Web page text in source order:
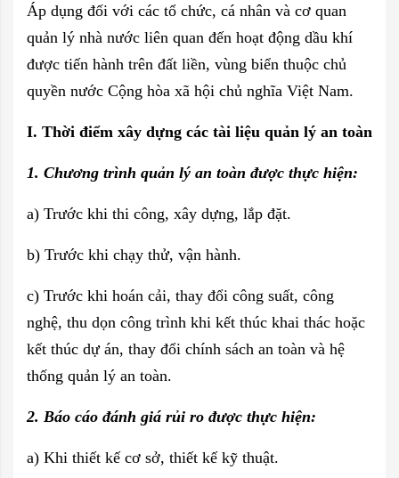
Áp dụng đối với các tổ chức, cá nhân và cơ quan
quản lý nhà nước liên quan đến hoạt động dầu khí
được tiến hành trên đất liền, vùng biển thuộc chủ
quyền nước Cộng hòa xã hội chủ nghĩa Việt Nam.
I. Thời điểm xây dựng các tài liệu quản lý an toàn
1. Chương trình quản lý an toàn được thực hiện:
a) Trước khi thi công, xây dựng, lắp đặt.
b) Trước khi chạy thử, vận hành.
c) Trước khi hoán cải, thay đổi công suất, công
nghệ, thu dọn công trình khi kết thúc khai thác hoặc
kết thúc dự án, thay đổi chính sách an toàn và hệ
thống quản lý an toàn.
2. Báo cáo đánh giá rủi ro được thực hiện:
a) Khi thiết kế cơ sở, thiết kế kỹ thuật.